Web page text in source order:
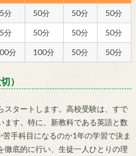
分 50分 50分 50分
分 50分 50分 50分
分 100分 50分 50分
）
スタートします。高校受験は、すで
ます。特に、新教科である英語と数
手科目になるのか1年の学習で決ま
徹底的に行い、生徒一人ひとりの理